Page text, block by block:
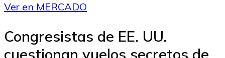
Ver en MERCADO
Congresistas de EE. UU.
cuestionan vuelos secretos de